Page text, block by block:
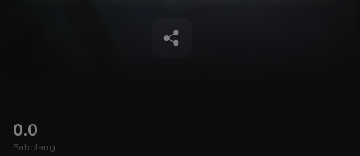
0.0
Baholang